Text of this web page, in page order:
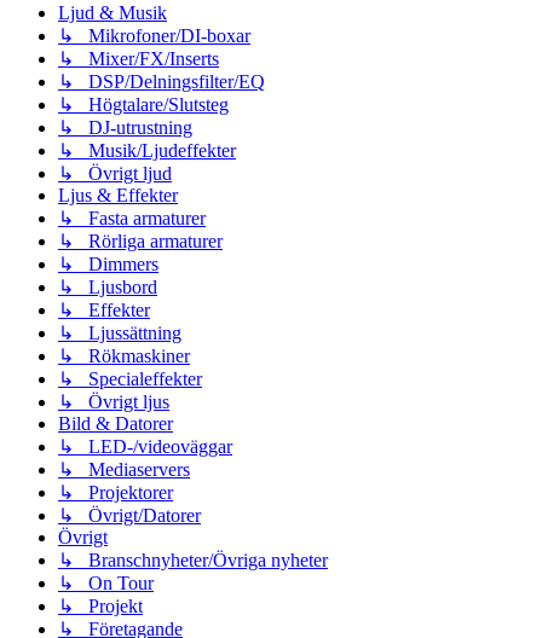
Ljud & Musik
↳ Mikrofoner/DI-boxar
↳ Mixer/FX/Inserts
↳ DSP/Delningsfilter/EQ
↳ Högtalare/Slutsteg
↳ DJ-utrustning
↳ Musik/Ljudeffekter
↳ Övrigt ljud
Ljus & Effekter
↳ Fasta armaturer
↳ Rörliga armaturer
↳ Dimmers
↳ Ljusbord
↳ Effekter
↳ Ljussättning
↳ Rökmaskiner
↳ Specialeffekter
↳ Övrigt ljus
Bild & Datorer
↳ LED-/videoväggar
↳ Mediaservers
↳ Projektorer
↳ Övrigt/Datorer
Övrigt
↳ Branschnyheter/Övriga nyheter
↳ On Tour
↳ Projekt
↳ Företagande